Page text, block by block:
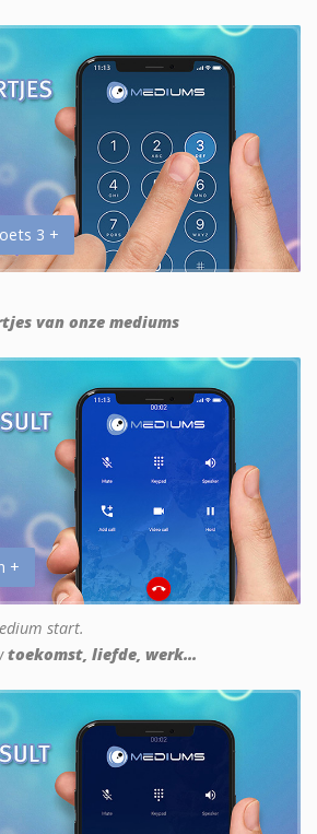
3 +
van onze mediums
+
start.
toekomst, liefde, werk...